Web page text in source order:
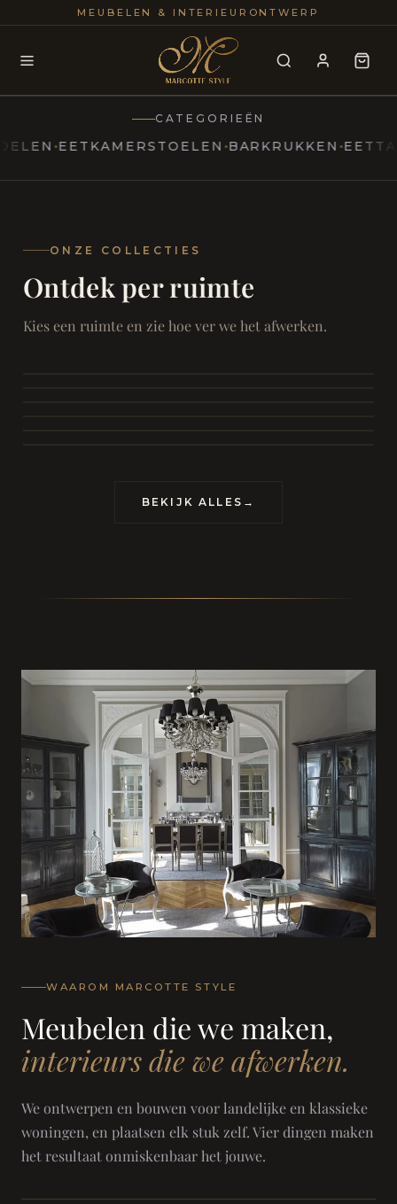
MEUBELEN & INTERIEURONTWERP
Modern
Marcottestyle Living
25+
CATEGORIEËN
EETKAMERSTOELEN BARKRUKKEN EETTAFELS
ONZE COLLECTIES
Ontdek per ruimte
Kies een ruimte en zie hoe ver we het afwerken.
SAMEN ONTSPANNEN
Woonkamer
Eetkamer
RUST EN RETRAITE
BEKIJK ALLES →
WAAROM MARCOTTE STYLE
Meubelen die we maken,
interieurs die we afwerken.
We ontwerpen en bouwen voor landelijke en klassieke
woningen, en plaatsen elk stuk zelf. Vier dingen maken
het resultaat onmiskenbaar het jouwe.